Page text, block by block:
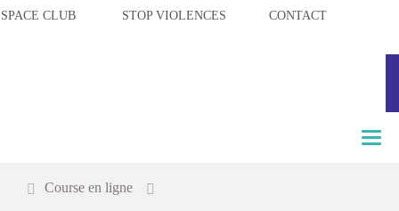
CLUB STOP VIOLENCES CONTACT
T
Course en ligne